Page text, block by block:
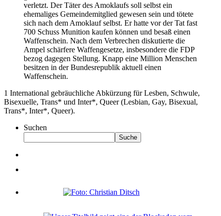
verletzt. Der Täter des Amoklaufs soll selbst ein
ehemaliges Gemeindemitglied gewesen sein und tötete
sich nach dem Amoklauf selbst. Er hatte vor der Tat fast
700 Schuss Munition kaufen können und besaß einen
Waffenschein. Nach dem Verbrechen diskutierte die
Ampel schärfere Waffengesetze, insbesondere die FDP
bezog dagegen Stellung. Knapp eine Million Menschen
besitzen in der Bundesrepublik aktuell einen
Waffenschein.
1 International gebräuchliche Abkürzung für Lesben, Schwule,
Bisexuelle, Trans* und Inter*, Queer (Lesbian, Gay, Bisexual,
Trans*, Inter*, Queer).
Suchen
Suche